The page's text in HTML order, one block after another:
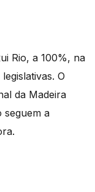
Rio, a 100%, na
O
da Madeira
seguem a